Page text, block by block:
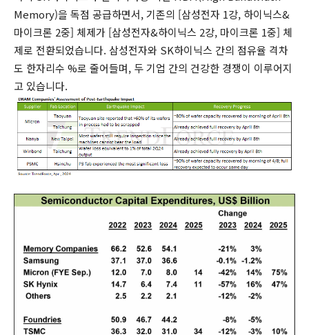
Memory)을 독점 공급하면서, 기존의 [삼성전자 1강, 하이닉스&
마이크론 2중] 체제가 [삼성전자&하이닉스 2강, 마이크론 1중] 체
제로 전환되었습니다. 삼성전자와 SK하이닉스 간의 점유율 격차
도 한자리수 %로 줄어들며, 두 기업 간의 건강한 경쟁이 이루어지
고 있습니다.